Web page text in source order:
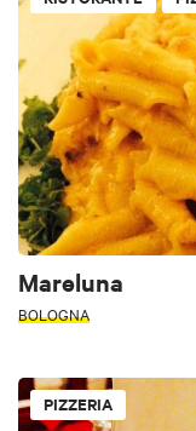
Mareluna
BOLOGNA
PIZZERIA